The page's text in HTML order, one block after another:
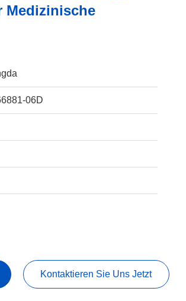
Medizinische
06D
Kontaktieren Sie Uns Jetzt